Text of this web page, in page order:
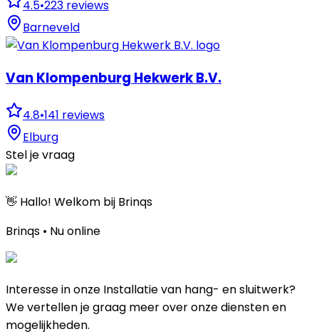
4.5•223 reviews
Barneveld
Van Klompenburg Hekwerk B.V.
4.8•141 reviews
Elburg
Stel je vraag
👋 Hallo! Welkom bij Brinqs
Brinqs • Nu online
Interesse in onze Installatie van hang- en sluitwerk?
We vertellen je graag meer over onze diensten en
mogelijkheden.